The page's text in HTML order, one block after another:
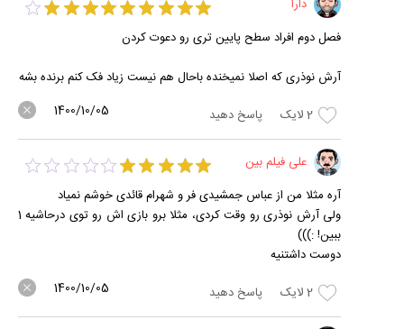
دارا
فصل دوم افراد سطح پایین تری رو دعوت کردن
آرش نوذری که اصلا نمیخنده باحال هم نیست زیاد فک کنم برنده بشه
2لایک پاسخ دهید 1400/10/05
علی فیلم بین
آره مثلا من از عباس جمشیدی فر و شهرام قائدی خوشم نمیاد
ولی آرش نوذری رو وقت کردی، مثلا برو بازی اش رو توی درحاشیه 1
ببین! :)))
دوست داشتنیه
2لایک پاسخ دهید 1400/10/05